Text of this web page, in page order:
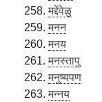
मद्देंवेळु
मनन
मनय
मनस्तापु
मनुष्यपण
मन्नय